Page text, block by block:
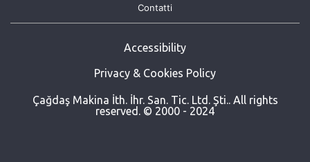
Contatti
Accessibility
Privacy & Cookies Policy
Çağdaş Makina İth. İhr. San. Tic. Ltd. Şti.. All rights
reserved. © 2000 - 2024